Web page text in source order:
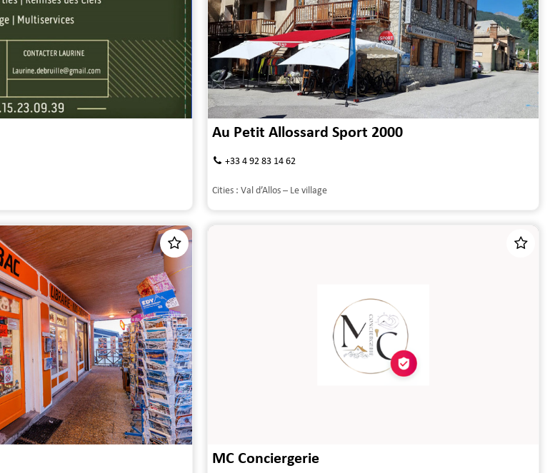
Au Petit Allossard Sport 2000
+33 4 92 83 14 62
Cities : Val d’Allos – Le village
MC Conciergerie